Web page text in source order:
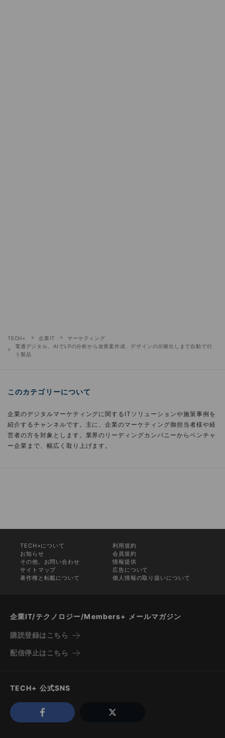
TECH+ 企業IT
マーケティング
電通デジタル、AIでLPの分析から改善案作成、デザインの示唆出しまで自動で行
う製品
このカテゴリーについて
企業のデジタルマーケティングに関するITソリューションや施策事例を
紹介するチャンネルです。主に、企業のマーケティング御担当者様や経
営者の方を対象とします。業界のリーディングカンパニーからベンチャ
ー企業まで、幅広く取り上げます。
TECH+について
利用規約
お知らせ
会員規約
その他、お問い合わせ
情報提供
サイトマップ
広告について
著作権と転載について
個人情報の取り扱いについて
企業IT/テクノロジー/Members+ メールマガジン
購読登録はこちら
配信停止はこちら
TECH+ 公式SNS